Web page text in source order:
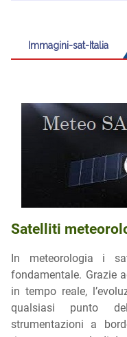
Immagini-sat-Italia
Satelliti
In meteorologia i
fondamentale. Grazie
in tempo reale,
qualsiasi punto
strumentazioni a